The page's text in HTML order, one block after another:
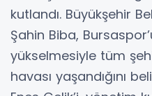
kutlandı. Büyükşehir
Şahin Biba,
yükselmesiyle tüm
havası yaşandığını